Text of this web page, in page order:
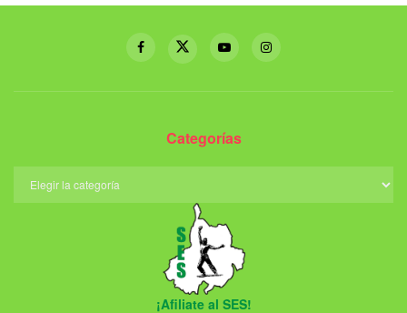
Categorías
¡Afiliate al SES!